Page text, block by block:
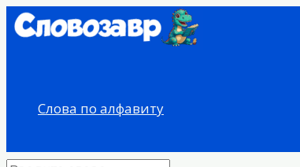
Перейти
Слова по алфавиту